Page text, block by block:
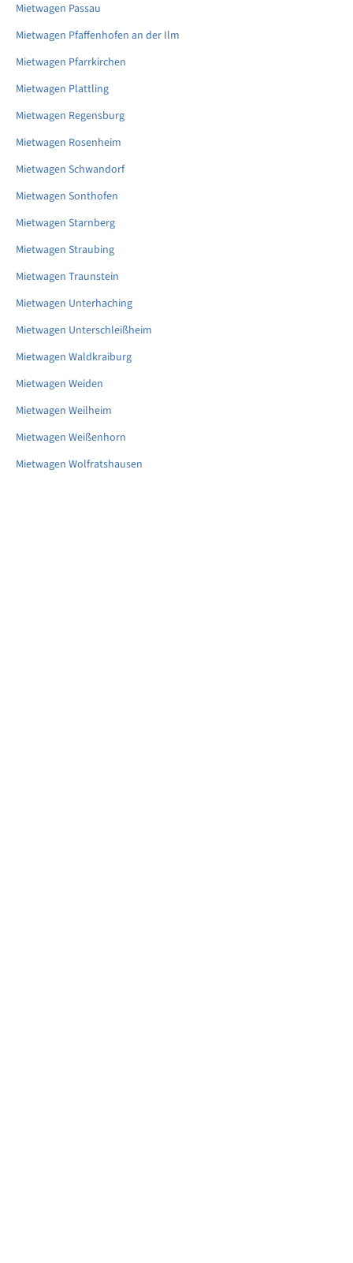
Mietwagen Passau
Mietwagen Pfaffenhofen an der Ilm
Mietwagen Pfarrkirchen
Mietwagen Plattling
Mietwagen Regensburg
Mietwagen Rosenheim
Mietwagen Schwandorf
Mietwagen Sonthofen
Mietwagen Starnberg
Mietwagen Straubing
Mietwagen Traunstein
Mietwagen Unterhaching
Mietwagen Unterschleißheim
Mietwagen Waldkraiburg
Mietwagen Weiden
Mietwagen Weilheim
Mietwagen Weißenhorn
Mietwagen Wolfratshausen